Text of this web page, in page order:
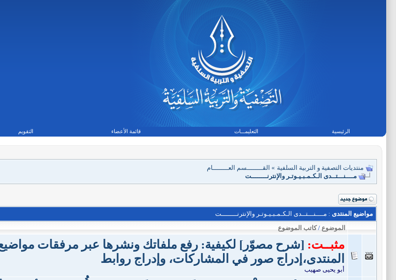
الرئيسية التعليمـــات قائمة الأعضاء التقويم
منتديات التصفية و التربية السلفية » القــــــــسم العــــــــام
مــــنـــتــدى الـكـمـبـيـوتـر والإنترنــــــــت
مواضيع المنتدى : مــــنـــتــدى الـكـمـبـيـوتـر والإنترنــــــــت
الموضوع /كاتب الموضوع
مثبــت: [شرح مصوّر] لكيفية: رفع ملفاتك ونشرها عبر مرفقات
المنتدى،إدراج صور في المشاركات، وإدراج روابط
أبو يحيى صهيب